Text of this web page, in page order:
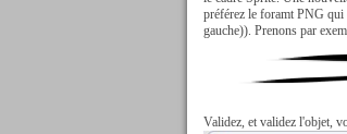
préférez le foramt PNG qui
gauche)). Prenons par
Validez, et validez l'objet,